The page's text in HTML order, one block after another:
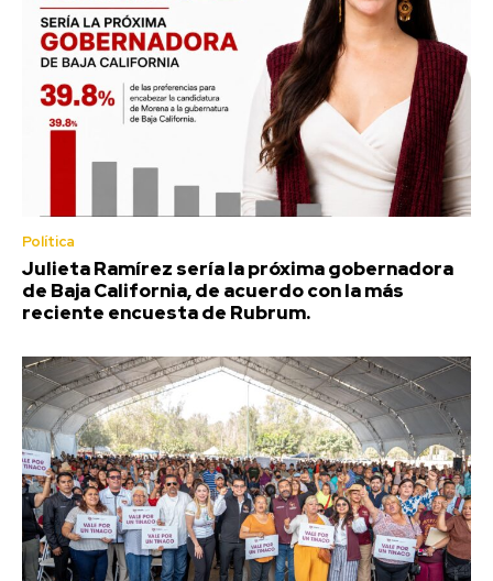
Política
Julieta Ramírez sería la próxima gobernadora
de Baja California, de acuerdo con la más
reciente encuesta de Rubrum.